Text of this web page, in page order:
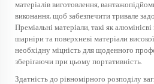
матеріалів виготовлення,
виконання, щоб забезпечити тривале
Преміальні матеріали, такі як алюмінієві
шарніри та поверхневі матеріали
необхідну міцність для щоденного
зберігаючи при цьому портативність.
Здатність до рівномірного розподілу